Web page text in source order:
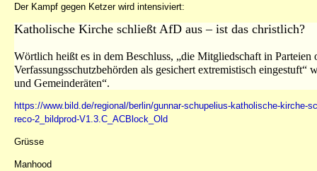
Der Kampf gegen Ketzer wird intensiviert:
Katholische Kirche schließt AfD aus – ist das christlich?
Wörtlich heißt es in dem Beschluss, „die Mitgliedschaft in Parteien
Verfassungsschutzbehörden als gesichert extremistisch
und Gemeinderäten“.
https://www.bild.de/regional/berlin/gunnar-schupelius-katholische-kirche-
reco-2_bildprod-V1.3.C_ACBlock_Old
Grüsse
Manhood